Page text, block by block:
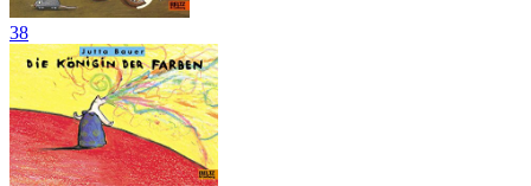
38